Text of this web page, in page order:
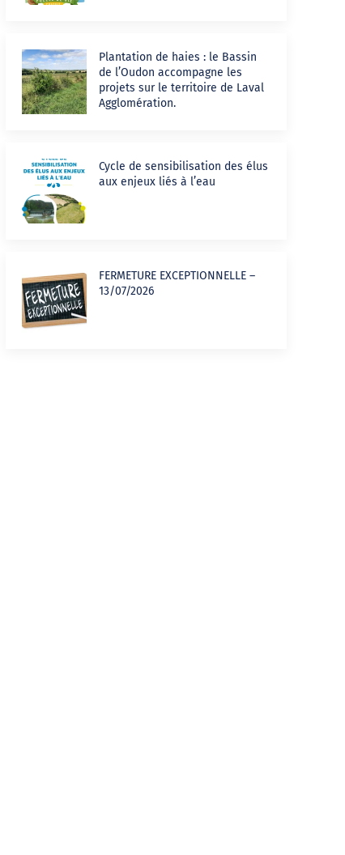
Plantation de haies : le Bassin
de l’Oudon accompagne les
projets sur le territoire de Laval
Agglomération.
Cycle de sensibilisation des élus
aux enjeux liés à l’eau
FERMETURE EXCEPTIONNELLE –
13/07/2026